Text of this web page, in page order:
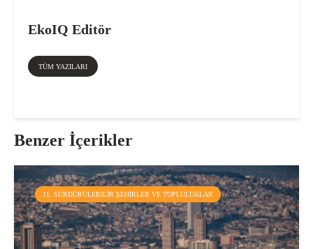
EkoIQ Editör
TÜM YAZILARI
Benzer İçerikler
11. SÜRDÜRÜLEBILIR ŞEHIRLER VE TOPLULUKLAR